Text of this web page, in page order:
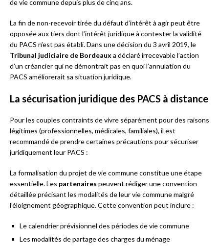
de vie commune depuis plus de cinq ans.
La fin de non-recevoir tirée du défaut d’intérêt à agir peut être
opposée aux tiers dont l’intérêt juridique à contester la validité
du PACS n’est pas établi. Dans une décision du 3 avril 2019, le
Tribunal judiciaire de Bordeaux a déclaré irrecevable l’action
d’un créancier qui ne démontrait pas en quoi l’annulation du
PACS améliorerait sa situation juridique.
La sécurisation juridique des PACS à distance
Pour les couples contraints de vivre séparément pour des raisons
légitimes (professionnelles, médicales, familiales), il est
recommandé de prendre certaines précautions pour sécuriser
juridiquement leur PACS :
La formalisation du projet de vie commune constitue une étape
essentielle. Les partenaires peuvent rédiger une convention
détaillée précisant les modalités de leur vie commune malgré
l’éloignement géographique. Cette convention peut inclure :
Le calendrier prévisionnel des périodes de vie commune
Les modalités de partage des charges du ménage